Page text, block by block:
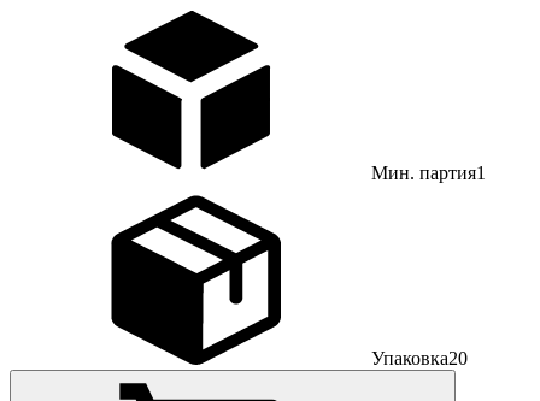
Мин. партия1
Упаковка20